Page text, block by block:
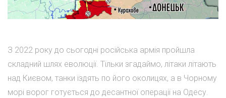
З 2022 року до сьогодні російська армія пройшла
складний шлях еволюції. Тільки згадаймо, літаки літають
над Києвом, танки їздять по його околицях, а в Чорному
морі ворог готується до десантної операції на Одесу.